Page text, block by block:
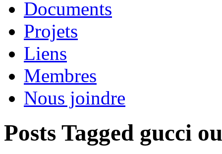
Documents
Projets
Liens
Membres
Nous joindre
Posts Tagged gucci